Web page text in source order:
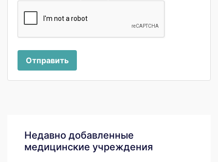
Отправить
Недавно добавленные
медицинские учреждения